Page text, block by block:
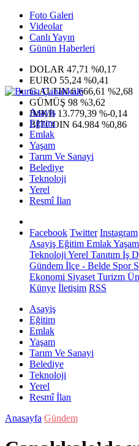
Foto Galeri
Videolar
Canlı Yayın
Günün Haberleri
DOLAR 47,71 %0,17
EURO 55,24 %0,41
G.ALTIN6.666,61 %2,68
GÜMÜŞ 98 %3,62
IMKB 13.779,39 %-0,14
BITCOIN 64.984 %0,86
Asayiş
Eğitim
Emlak
Yaşam
Tarım Ve Sanayi
Belediye
Teknoloji
Yerel
Resmî İlan
Facebook Twitter Instagram
Asayiş Eğitim EmlakYaşam
Teknoloji Yerel Tanıtım İş
Gündem İlçe - Belde Spor
Ekonomi Siyaset Turizm
Künye İletişim RSS
Asayiş
Eğitim
Emlak
Yaşam
Tarım Ve Sanayi
Belediye
Teknoloji
Yerel
Resmî İlan
Anasayfa Gündem